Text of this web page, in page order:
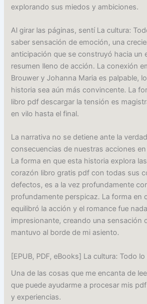
explorando sus miedos y ambiciones.
Al girar las páginas, sentí La cultura:
saber sensación de emoción, una
anticipación que se construyó hacia un
resumen lleno de acción. La conexión
Brouwer y Johanna Maria es palpable,
historia sea aún más convincente. La
libro pdf descargar la tensión es
en vilo hasta el final.
La narrativa no se detiene ante la
consecuencias de nuestras acciones
La forma en que esta historia explora
corazón libro gratis pdf con todas sus
defectos, es a la vez profundamente
profundamente perspicaz. La forma en
equilibró la acción y el romance fue
impresionante, creando una sensación
mantuvo al borde de mi asiento.
[EPUB, PDF, eBooks] La cultura: Todo
Una de las cosas que me encanta de
que puede ayudarme a procesar mis
y experiencias.